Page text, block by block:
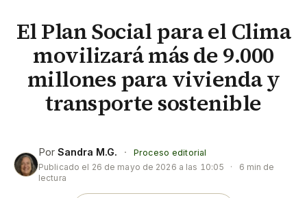
El Plan Social para el Clima
movilizará más de 9.000
millones para vivienda y
transporte sostenible
Por Sandra M.G. ·
Proceso editorial
Publicado el 26 de mayo de 2026 a las 10:05 ·
6 min de
lectura